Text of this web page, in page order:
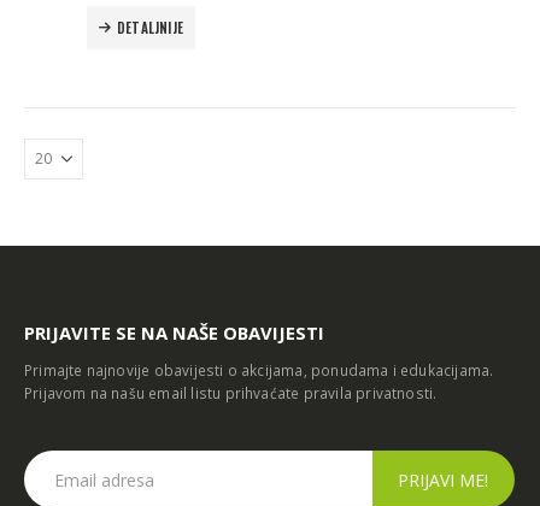
DETALJNIJE
PRIJAVITE SE NA NAŠE OBAVIJESTI
Primajte najnovije obavijesti o akcijama, ponudama i edukacijama.
Prijavom na našu email listu prihvaćate pravila privatnosti.